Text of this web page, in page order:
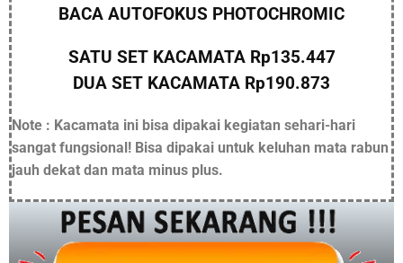
BACA AUTOFOKUS PHOTOCHROMIC
SATU SET KACAMATA Rp135.447
DUA SET KACAMATA Rp190.873
Note : Kacamata ini bisa dipakai kegiatan sehari-hari
sangat fungsional! Bisa dipakai untuk keluhan mata rabun
jauh dekat dan mata minus plus.